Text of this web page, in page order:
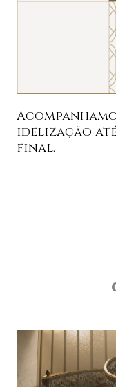
idelização
final.